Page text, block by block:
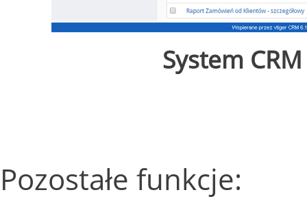
System
Pozostałe funkcje: